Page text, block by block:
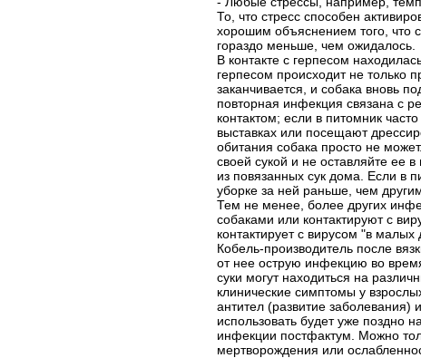
То, что стресс способен
хорошим объяснением того, что
гораздо меньше, чем ожидалось.
В контакте с герпесом
герпесом происходит не только
заканчивается, и собака вновь
повторная инфекция связана с
контактом; если в питомник
выставках или посещают
обитания собака просто не
своей сукой и не оставляйте ее
из повязанных сук дома. Если в
уборке за ней раньше, чем
Тем не менее, более других
собаками или контактируют с
контактирует с вирусом "в малых
Кобель-производитель после
от нее острую инфекцию во
суки могут находиться на
клинические симптомы у
антител (развитие
использовать будет уже поздно
инфекции постфактум. Можно
мертворождения или